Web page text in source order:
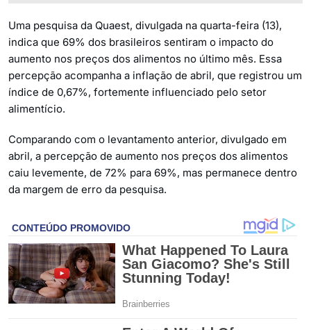
Uma pesquisa da Quaest, divulgada na quarta-feira (13),
indica que 69% dos brasileiros sentiram o impacto do
aumento nos preços dos alimentos no último mês. Essa
percepção acompanha a inflação de abril, que registrou um
índice de 0,67%, fortemente influenciado pelo setor
alimentício.
Comparando com o levantamento anterior, divulgado em
abril, a percepção de aumento nos preços dos alimentos
caiu levemente, de 72% para 69%, mas permanece dentro
da margem de erro da pesquisa.